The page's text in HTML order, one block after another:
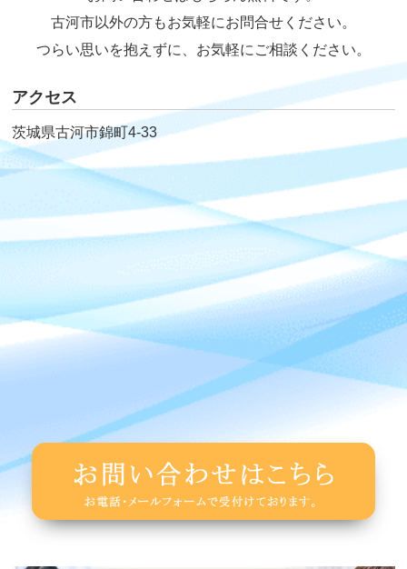
古河市以外の方もお気軽にお問合せください。
つらい思いを抱えずに、お気軽にご相談ください。
アクセス
茨城県古河市錦町4-33